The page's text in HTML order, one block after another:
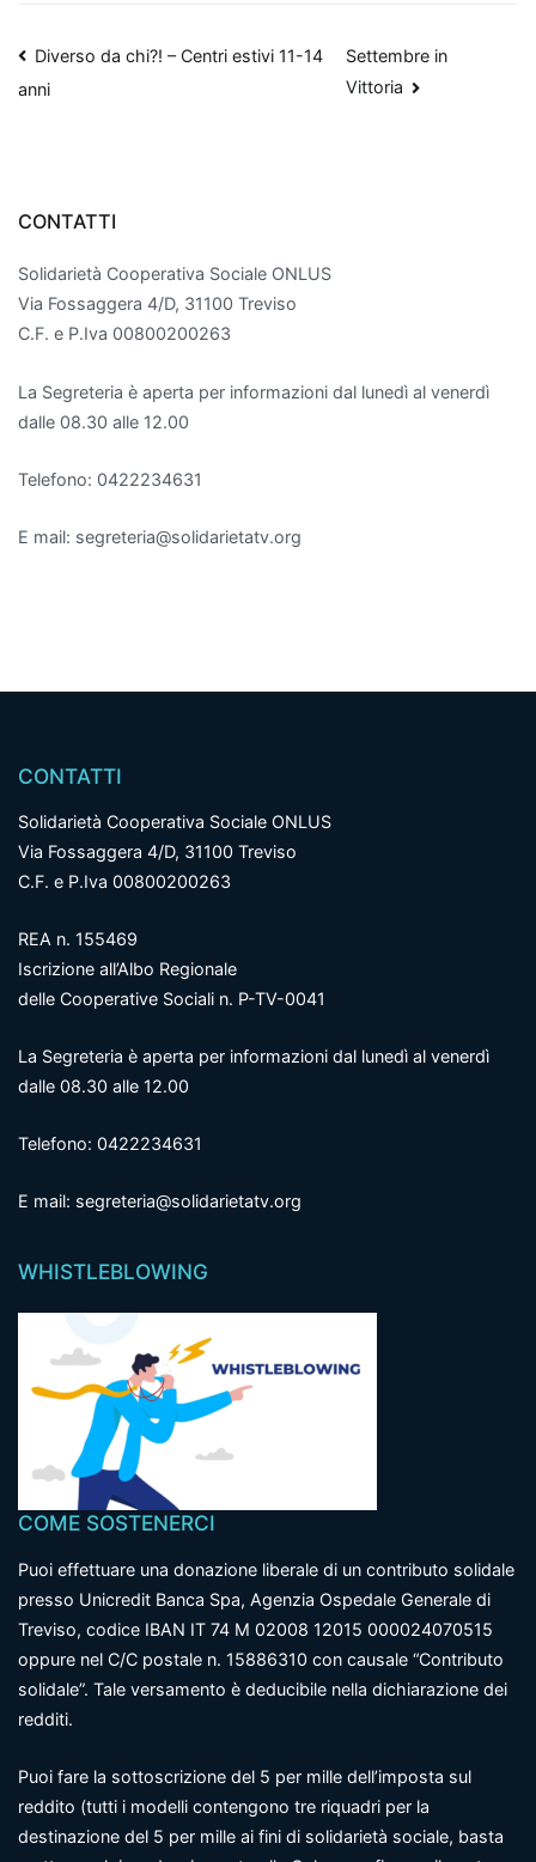
Navigazione
articoli
Diverso da chi?! – Centri estivi 11-14
anni
Settembre in
Vittoria
CONTATTI
Solidarietà Cooperativa Sociale ONLUS
Via Fossaggera 4/D, 31100 Treviso
C.F. e P.Iva 00800200263
La Segreteria è aperta per informazioni dal lunedì al venerdì
dalle 08.30 alle 12.00
Telefono: 0422234631
E mail: segreteria@solidarietatv.org
CONTATTI
Solidarietà Cooperativa Sociale ONLUS
Via Fossaggera 4/D, 31100 Treviso
C.F. e P.Iva 00800200263
REA n. 155469
Iscrizione all’Albo Regionale
delle Cooperative Sociali n. P-TV-0041
La Segreteria è aperta per informazioni dal lunedì al venerdì
dalle 08.30 alle 12.00
Telefono: 0422234631
E mail: segreteria@solidarietatv.org
WHISTLEBLOWING
COME SOSTENERCI
Puoi effettuare una donazione liberale di un contributo solidale
presso Unicredit Banca Spa, Agenzia Ospedale Generale di
Treviso, codice IBAN IT 74 M 02008 12015 000024070515
oppure nel C/C postale n. 15886310 con causale “Contributo
solidale”. Tale versamento è deducibile nella dichiarazione dei
redditi.
Puoi fare la sottoscrizione del 5 per mille dell’imposta sul
reddito (tutti i modelli contengono tre riquadri per la
destinazione del 5 per mille ai fini di solidarietà sociale, basta